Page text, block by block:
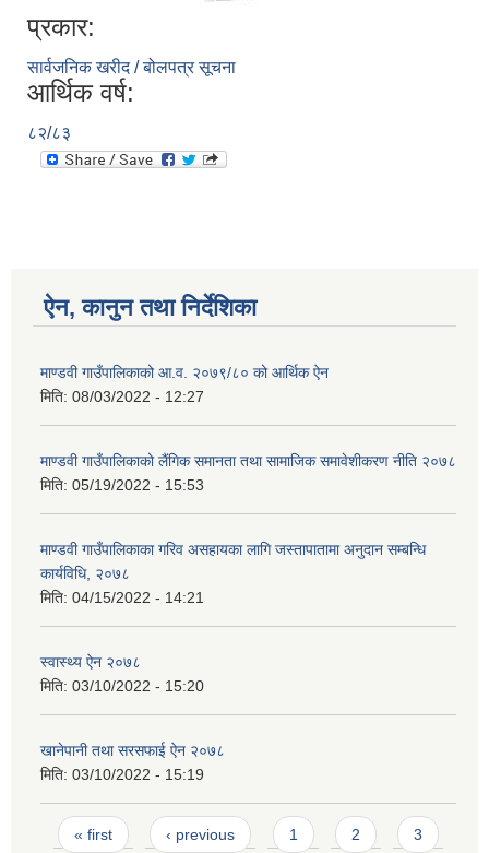
प्रकार:
सार्वजनिक खरीद / बोलपत्र सूचना
आर्थिक वर्ष:
८२/८३
ऐन, कानुन तथा निर्देशिका
माण्डवी गाउँपालिकाको आ.व. २०७९/८० को आर्थिक ऐन
मिति: 08/03/2022 - 12:27
माण्डवी गाउँपालिकाको लैंगिक समानता तथा सामाजिक समावेशीकरण नीति २०७८
मिति: 05/19/2022 - 15:53
माण्डवी गाउँपालिकाका गरिव असहायका लागि जस्तापातामा अनुदान सम्बन्धि
कार्यविधि, २०७८
मिति: 04/15/2022 - 14:21
स्वास्थ्य ऐन २०७८
मिति: 03/10/2022 - 15:20
खानेपानी तथा सरसफाई ऐन २०७८
मिति: 03/10/2022 - 15:19
Pages
« first ‹ previous 1 2 3